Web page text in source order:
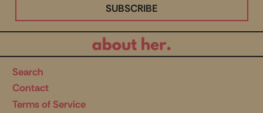
SUBSCRIBE
Search
Contact
Terms of Service